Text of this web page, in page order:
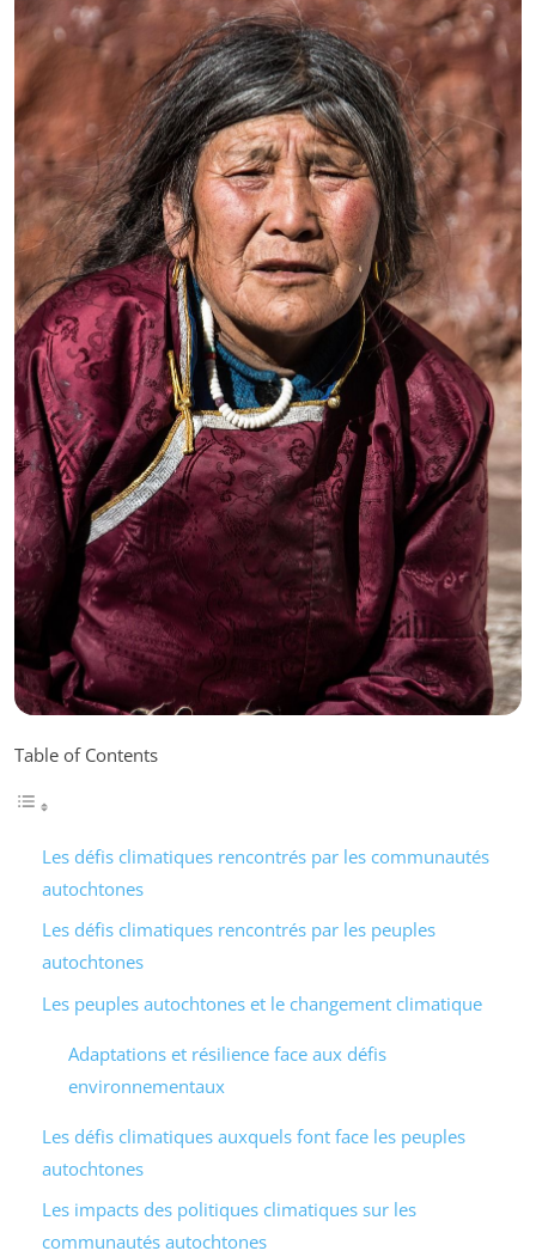
Table of Contents
Les défis climatiques rencontrés par les communautés
autochtones
Les défis climatiques rencontrés par les peuples
autochtones
Les peuples autochtones et le changement climatique
Adaptations et résilience face aux défis
environnementaux
Les défis climatiques auxquels font face les peuples
autochtones
Les impacts des politiques climatiques sur les
communautés autochtones